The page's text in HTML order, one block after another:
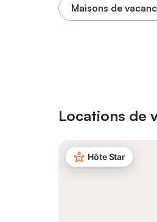
Maisons de
Locations de
Hôte Star